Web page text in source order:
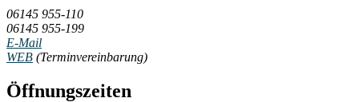
06145 955-110
06145 955-199
E-Mail
WEB (Terminvereinbarung)
Öffnungszeiten